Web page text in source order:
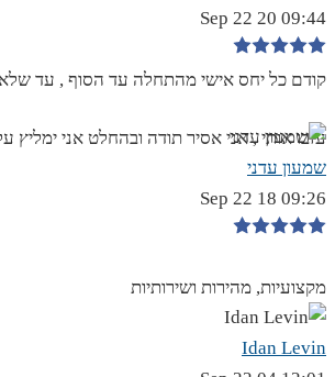
09:44 20 Sep 22
קודם כל יחס אישי מהתחלה עד הסוף , עד שלא
עזבו אותי , אני אסיר תודה ובהחלט אני ימליץ
שמעון עדני
09:26 18 Sep 22
מקצועיות, מהירות ושירותיות
Idan Levin